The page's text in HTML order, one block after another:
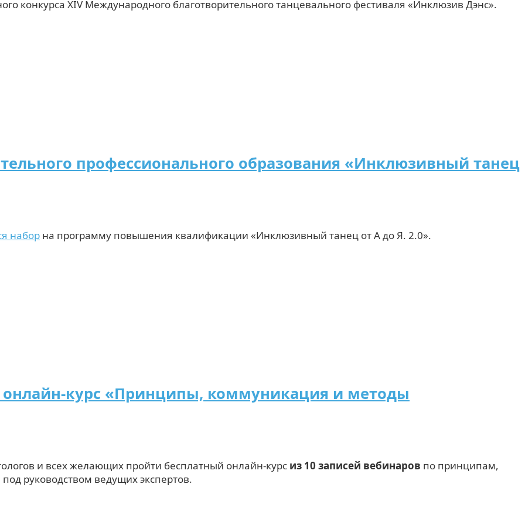
конкурса XIV Международного благотворительного танцевального фестиваля «Инклюзив Дэнс».
профессионального образования «Инклюзивный танец
набор на программу повышения квалификации «Инклюзивный танец от А до Я. 2.0».
курс «Принципы, коммуникация и методы
и всех желающих пройти бесплатный онлайн-курс из 10 записей вебинаров по принципам,
руководством ведущих экспертов.